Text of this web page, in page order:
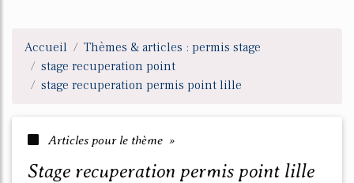
Accueil
Thèmes & articles : permis stage
stage recuperation point
stage recuperation permis point lille
Articles pour le thème »
stage recuperation permis point lille